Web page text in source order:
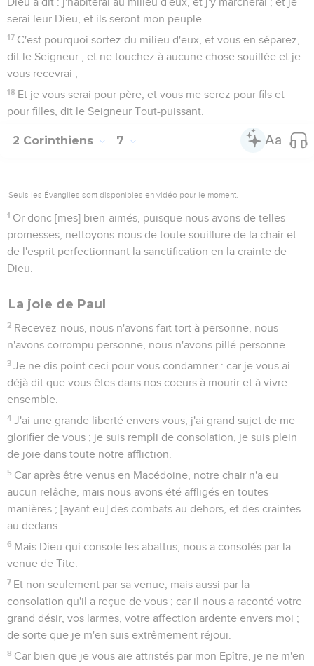
serai leur Dieu, et ils seront mon peuple.
17 C'est pourquoi sortez du milieu d'eux, et vous en séparez,
dit le Seigneur ; et ne touchez à aucune chose souillée et je
vous recevrai ;
18 Et je vous serai pour père, et vous me serez pour fils et
pour filles, dit le Seigneur Tout-puissant.
2 Corinthiens 7
Seuls les Évangiles sont disponibles en vidéo pour le moment.
1 Or donc [mes] bien-aimés, puisque nous avons de telles
promesses, nettoyons-nous de toute souillure de la chair et
de l'esprit perfectionnant la sanctification en la crainte de
Dieu.
La joie de Paul
2 Recevez-nous, nous n'avons fait tort à personne, nous
n'avons corrompu personne, nous n'avons pillé personne.
3 Je ne dis point ceci pour vous condamner : car je vous ai
déjà dit que vous êtes dans nos coeurs à mourir et à vivre
ensemble.
4 J'ai une grande liberté envers vous, j'ai grand sujet de me
glorifier de vous ; je suis rempli de consolation, je suis plein
de joie dans toute notre affliction.
5 Car après être venus en Macédoine, notre chair n'a eu
aucun relâche, mais nous avons été affligés en toutes
manières ; [ayant eu] des combats au dehors, et des craintes
au dedans.
6 Mais Dieu qui console les abattus, nous a consolés par la
venue de Tite.
7 Et non seulement par sa venue, mais aussi par la
consolation qu'il a reçue de vous ; car il nous a raconté votre
grand désir, vos larmes, votre affection ardente envers moi ;
de sorte que je m'en suis extrêmement réjoui.
8 Car bien que je vous aie attristés par mon Epître, je ne m'en